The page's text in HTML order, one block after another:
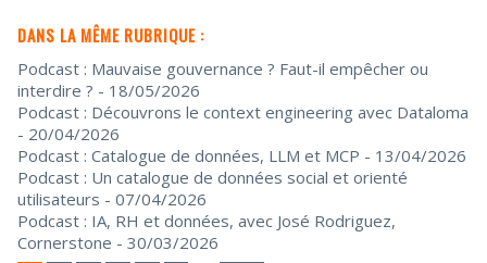
DANS LA MÊME RUBRIQUE :
Podcast : Mauvaise gouvernance ? Faut-il empêcher ou
interdire ? - 18/05/2026
Podcast : Découvrons le context engineering avec Dataloma
- 20/04/2026
Podcast : Catalogue de données, LLM et MCP - 13/04/2026
Podcast : Un catalogue de données social et orienté
utilisateurs - 07/04/2026
Podcast : IA, RH et données, avec José Rodriguez,
Cornerstone - 30/03/2026